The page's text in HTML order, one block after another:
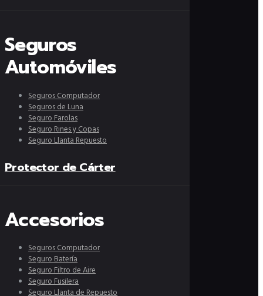
Seguros
Automóviles
Seguros Computador
Seguros de Luna
Seguro Farolas
Seguro Rines y Copas
Seguro Llanta Repuesto
Protector de Cárter
Accesorios
Seguros Computador
Seguro Batería
Seguro Filtro de Aire
Seguro Fusilera
Seguro Llanta de Repuesto